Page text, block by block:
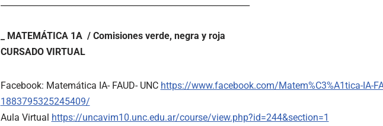
_ MATEMÁTICA 1A / Comisiones verde, negra y roja
CURSADO VIRTUAL
Facebook: Matemática IA- FAUD- UNC https://www.facebook.com/Matem%C3%A1tica-IA-
1883795325245409/
Aula Virtual https://uncavim10.unc.edu.ar/course/view.php?id=244&section=1